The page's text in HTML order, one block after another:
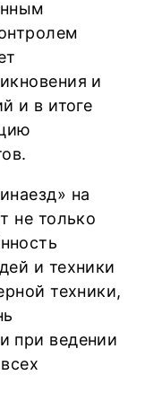
и
и в итоге
на
не только
и техники
техники,
при ведении